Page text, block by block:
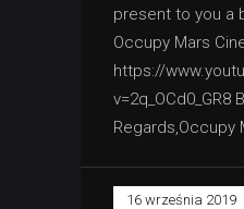
present to you a
Occupy Mars
https://
v=2q_OCd0_GR8
Regards,Occupy
16 września 2019